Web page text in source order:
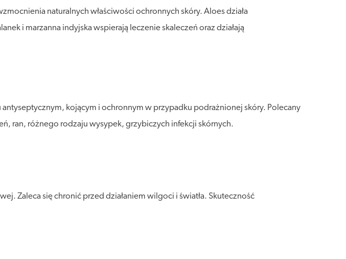
naturalnych właściwości ochronnych skóry. Aloes działa
i marzanna indyjska wspierają leczenie skaleczeń oraz działają
kojącym i ochronnym w przypadku podrażnionej skóry. Polecany
ran, różnego rodzaju wysypek, grzybiczych infekcji skórnych.
Zaleca się chronić przed działaniem wilgoci i światła. Skuteczność